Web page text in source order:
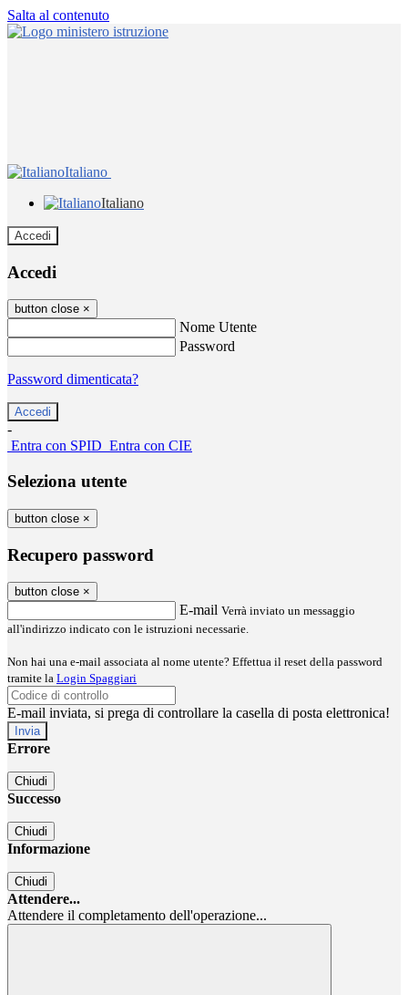
Salta al contenuto
Italiano
Italiano
Accedi
Accedi
button close ×
Nome Utente
Password
Password dimenticata?
-
Entra con SPID Entra con CIE
Seleziona utente
button close ×
Recupero password
button close ×
E-mail Verrà inviato un messaggio
all'indirizzo indicato con le istruzioni necessarie.
Non hai una e-mail associata al nome utente? Effettua il reset della password
tramite la Login Spaggiari
E-mail inviata, si prega di controllare la casella di posta elettronica!
Errore
Chiudi
Successo
Chiudi
Informazione
Chiudi
Attendere...
Attendere il completamento dell'operazione...